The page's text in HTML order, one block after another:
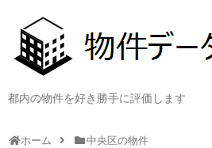
都内の物件を好き勝手に評価します
ホーム 中央区の物件